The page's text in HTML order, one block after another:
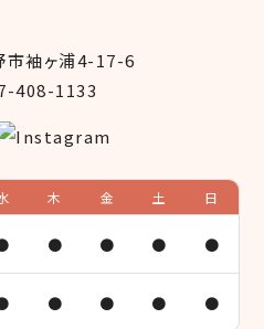
市袖ヶ浦4-17-6
408-1133
木 金 土
日
● ● ● ●
● ● ● ●